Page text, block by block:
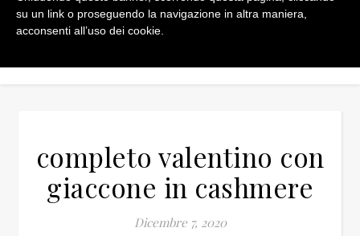
completo valentino con
giaccone in cashmere
Dicembre 7, 2020
su un link o proseguendo la navigazione in altra maniera,
acconsenti all’uso dei cookie.